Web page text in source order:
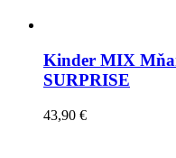
Kinder MIX
SURPRISE
43,90 €